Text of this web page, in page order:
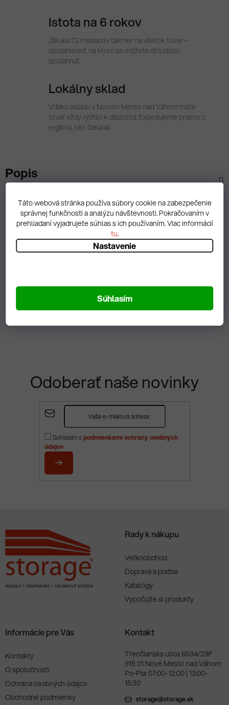
Táto webová stránka používa súbory cookie na zabezpečenie
správnej funkčnosti a analýzu návštevnosti. Pokračovaním v
prehliadaní vyjadrujete súhlas s ich používaním. Viac informácií
tu.
Nastavenie
Súhlasím
Istota na 6 rokov
Záruka 72 mesiacov takmer na všetok tovar –
spoľahlivosť, na ktorú sa môžete dlhodobo
spoľahnúť.
Lokálny sklad
Vďaka skladu v Novom Meste nad Váhom máte
tovar vždy rýchlo k dispozícii. Expedujeme priamo z
regiónu, bez čakania.
Popis
Diskusia
Zobrazit hodnotenie
Odoberať naše novinky
Súhlasím spodmienkami ochrany osobných
údajov
PRIHLÁSIŤ
Rady k nákupu
Veľkoobchod
Doprava a platba
Katalógy
Vypočujte si produkty
Informácie pre Vás
Kontakty
O spoločnosti
Ochrana osobných údajov
Obchodné podmienky
Kontakt
Trenčianska ulica 6594/29F
915 01 Nové Mesto nad Váhom
Po-Pia: 07:00–12:00 | 13:00–
15:30
storage@storage.sk